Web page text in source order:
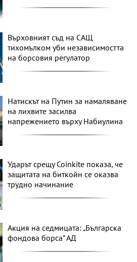
Върховният съд на САЩ
тихомълком уби независимостта
на борсовия регулатор
Натискът на Путин за намаляване
на лихвите засилва
напрежението върху Набиулина
Ударът срещу Coinkite показа, че
защитата на биткойн се оказва
трудно начинание
Акция на седмицата: „Българска
фондова борса“ АД